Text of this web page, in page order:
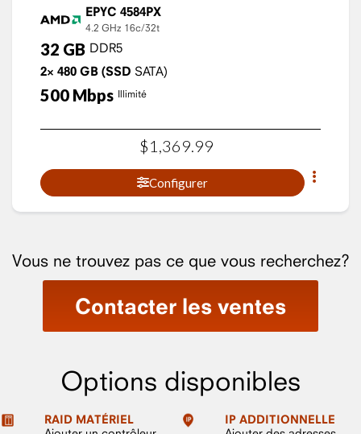
EPYC 4584PX
4.2 GHz 16c/32t
32 GB DDR5
2× 480 GB (SSD SATA)
500 Mbps Illimité
$1,369 99
Configurer
Vous ne trouvez pas ce que vous recherchez?
Contacter les ventes
Options disponibles
RAID MATÉRIEL
IP ADDITIONNELLE